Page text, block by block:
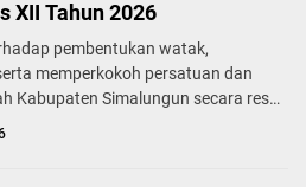
XII Tahun 2026
pembentukan watak,
memperkokoh persatuan dan
Kabupaten Simalungun secara resmi